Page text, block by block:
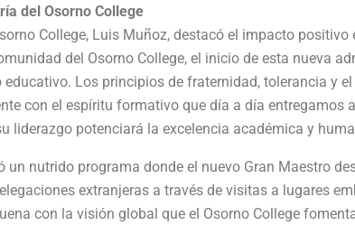
del Osorno College
College, Luis Muñoz, destacó el impacto
del Osorno College, el inicio de esta nueva
Los principios de fraternidad, tolerancia y
con el espíritu formativo que día a día
liderazgo potenciará la excelencia académica y
un nutrido programa donde el nuevo Gran Maestro
extranjeras a través de visitas a lugares
con la visión global que el Osorno College